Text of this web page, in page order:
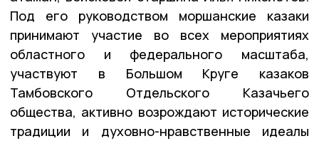
Под его руководством моршанские казаки
принимают участие во всех мероприятиях
областного и федерального масштаба,
участвуют в Большом Круге казаков
Тамбовского Отдельского Казачьего
общества, активно возрождают исторические
традиции и духовно-нравственные идеалы